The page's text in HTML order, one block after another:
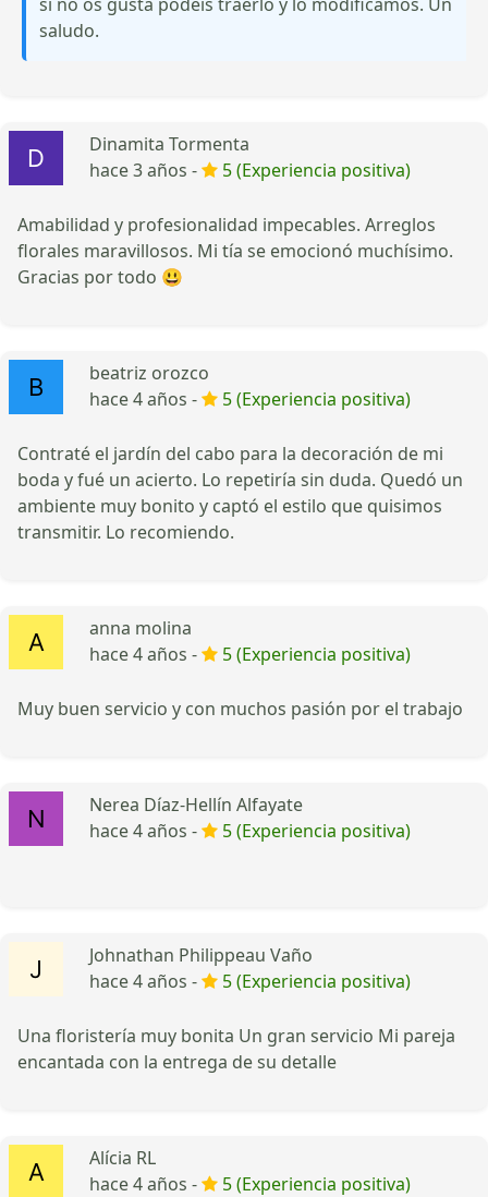
saludo.
Dinamita Tormenta
hace 3 años -
5 (Experiencia positiva)
Amabilidad y profesionalidad impecables. Arreglos
florales maravillosos. Mi tía se emocionó muchísimo.
Gracias por todo 😃
beatriz orozco
hace 4 años -
5 (Experiencia positiva)
Contraté el jardín del cabo para la decoración de mi
boda y fué un acierto. Lo repetiría sin duda. Quedó un
ambiente muy bonito y captó el estilo que quisimos
transmitir. Lo recomiendo.
anna molina
hace 4 años -
5 (Experiencia positiva)
Muy buen servicio y con muchos pasión por el trabajo
Nerea Díaz-Hellín Alfayate
hace 4 años -
5 (Experiencia positiva)
Johnathan Philippeau Vaño
hace 4 años -
5 (Experiencia positiva)
Una floristería muy bonita Un gran servicio Mi pareja
encantada con la entrega de su detalle
Alícia RL
hace 4 años -
5 (Experiencia positiva)